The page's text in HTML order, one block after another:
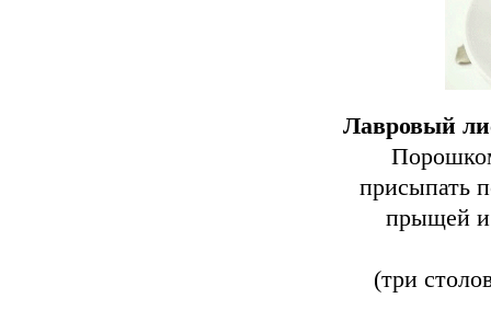
Лавровый
присыпать
прыщей и
(три